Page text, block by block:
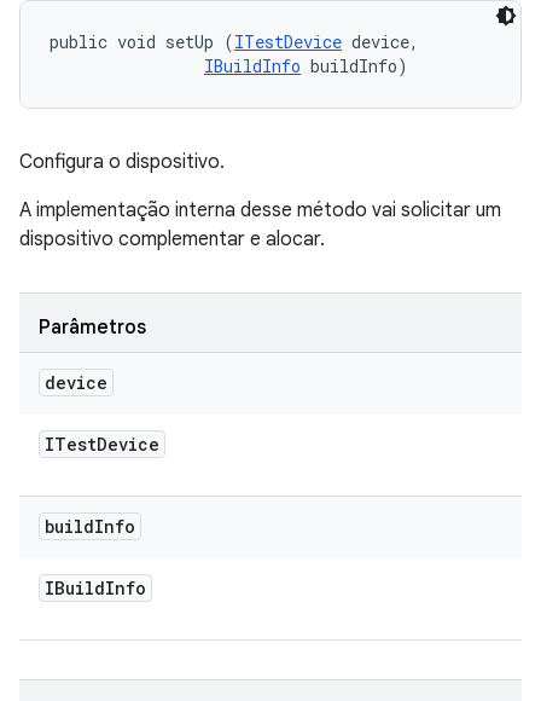
public void setUp (ITestDevice device,
IBuildInfo buildInfo)
Configura o dispositivo.
A implementação interna desse método vai solicitar um
dispositivo complementar e alocar.
Parâmetros
device
ITestDevice
buildInfo
IBuildInfo